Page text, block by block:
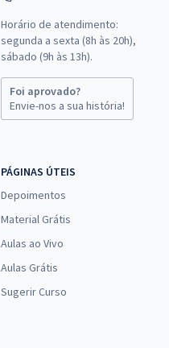
Horário de atendimento:
segunda a sexta (8h às 20h),
sábado (9h às 13h).
Foi aprovado?
Envie-nos a sua história!
PÁGINAS ÚTEIS
Depoimentos
Material Grátis
Aulas ao Vivo
Aulas Grátis
Sugerir Curso